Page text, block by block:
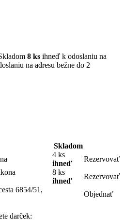
8 ks ihneď k odoslaniu na
na adresu bežne do 2
Skladom
4 ks
ihneď
Rezervovať
8 ks
ihneď
Rezervovať
6854/51,
Objednať